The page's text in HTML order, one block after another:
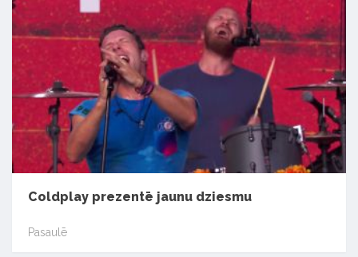
Coldplay prezentē jaunu dziesmu
Pasaulē